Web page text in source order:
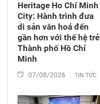
Heritage Ho Chí Minh
City: Hành trình đưa
di sản văn hoá đến
gần hơn với thế hệ trẻ
Thành phố Hồ Chí
Minh
07/08/2026 TIN TỨC